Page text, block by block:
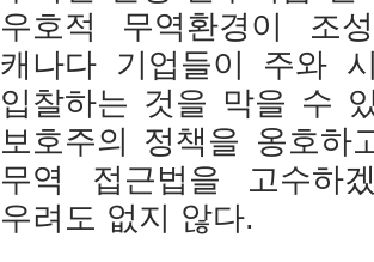
우호적 무역환경이 조
캐나다 기업들이 주와
입찰하는 것을 막을 수
보호주의 정책을 옹호하
무역 접근법을 고수하
우려도 없지 않다.